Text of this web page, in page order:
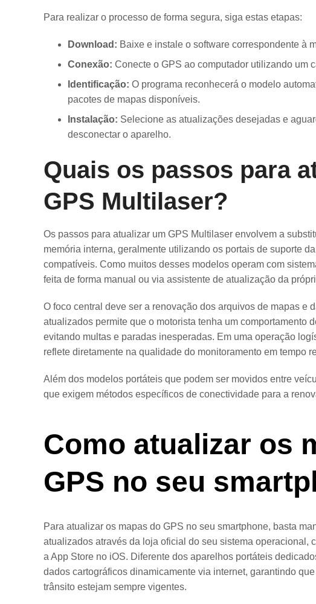
Para realizar o processo de forma segura, siga estas etapas:
Download: Baixe e instale o software correspondente à
Conexão: Conecte o GPS ao computador utilizando um
Identificação: O programa reconhecerá o modelo
pacotes de mapas disponíveis.
Instalação: Selecione as atualizações desejadas e
desconectar o aparelho.
Quais os passos para
GPS Multilaser?
Os passos para atualizar um GPS Multilaser envolvem a
memória interna, geralmente utilizando os portais de suporte
compatíveis. Como muitos desses modelos operam com
feita de forma manual ou via assistente de atualização da
O foco central deve ser a renovação dos arquivos de mapas e
atualizados permite que o motorista tenha um comportamento
evitando multas e paradas inesperadas. Em uma operação
reflete diretamente na qualidade do monitoramento em tempo
Além dos modelos portáteis que podem ser movidos entre
que exigem métodos específicos de conectividade para a
Como atualizar os
GPS no seu
Para atualizar os mapas do GPS no seu smartphone, basta
atualizados através da loja oficial do seu sistema operacional,
a App Store no iOS. Diferente dos aparelhos portáteis
dados cartográficos dinamicamente via internet, garantindo
trânsito estejam sempre vigentes.